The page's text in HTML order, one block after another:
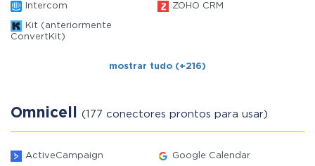
Intercom ZOHO CRM
Kit (anteriormente
ConvertKit)
mostrar tudo (+216)
Omnicell (177 conectores prontos para usar)
ActiveCampaign Google Calendar